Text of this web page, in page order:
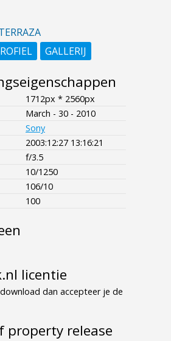
GALLERIJ
1712px * 2560px
March - 30 - 2010
Sony
2003:12:27 13:16:21
f/3.5
10/1250
106/10
100
licentie
dan accepteer je de
property release